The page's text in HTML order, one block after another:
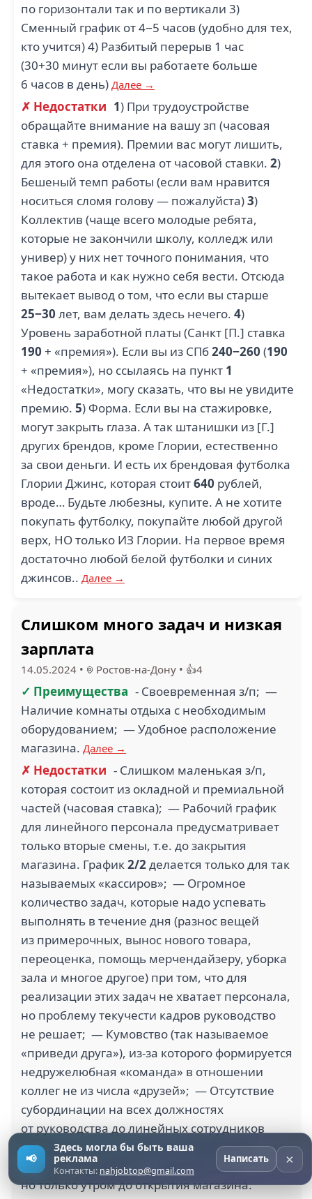
по горизонтали так и по вертикали 3)
Сменный график от 4−5 часов (удобно для тех,
кто учится) 4) Разбитый перерыв 1 час
(30+30 минут если вы работаете больше
6 часов в день) Далее →
✗ Недостатки 1) При трудоустройстве
обращайте внимание на вашу зп (часовая
ставка + премия). Премии вас могут лишить,
для этого она отделена от часовой ставки. 2)
Бешеный темп работы (если вам нравится
носиться сломя голову — пожалуйста)3)
Коллектив (чаще всего молодые ребята,
которые не закончили школу, колледж или
универ) у них нет точного понимания, что
такое работа и как нужно себя вести. Отсюда
вытекает вывод о том, что если вы старше
25−30 лет, вам делать здесь нечего. 4)
Уровень заработной платы (Санкт [П.] ставка
190 + «премия»). Если вы из СПб240−260 (190
+ «премия»), но ссылаясь на пункт 1
«Недостатки», могу сказать, что вы не увидите
премию. 5) Форма. Если вы на стажировке,
могут закрыть глаза. А так штанишки из [Г.]
других брендов, кроме Глории, естественно
за свои деньги. И есть их брендовая футболка
Глории Джинс, которая стоит640 рублей,
вроде… Будьте любезны, купите. А не хотите
покупать футболку, покупайте любой другой
верх, НО только ИЗ Глории. На первое время
достаточно любой белой футболки и синих
джинсов.. Далее →
Слишком много задач и низкая
зарплата
14.05.2024 • Ростов-на-Дону • 👍4
✓ Преимущества - Своевременная з/п; —
Наличие комнаты отдыха с необходимым
оборудованием; — Удобное расположение
магазина. Далее →
✗ Недостатки - Слишком маленькая з/п,
которая состоит из окладной и премиальной
частей (часовая ставка); — Рабочий график
для линейного персонала предусматривает
только вторые смены, т.е. до закрытия
магазина. График2/2делается только для так
называемых «кассиров»; — Огромное
количество задач, которые надо успевать
выполнять в течение дня (разнос вещей
из примерочных, вынос нового товара,
переоценка, помощь мерчендайзеру, уборка
зала и многое другое) при том, что для
реализации этих задач не хватает персонала,
но проблему текучести кадров руководство
не решает; — Кумовство (так называемое
«приведи друга»), из-за которого формируется
недружелюбная «команда» в отношении
коллег не из числа «друзей»; — Отсутствие
субординации на всех должностях
от руководства до линейных сотрудников
магазина. Глупые шутки и оскорбления
коллег — это норма; — Клининг есть,
но только утром до открытия магазина.
📢
Здесь могла бы быть ваша
реклама
Контакты: nahjobtop@gmail.com
Написать ×